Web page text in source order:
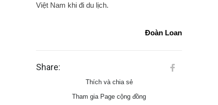
Việt Nam khi đi du lịch.
Đoàn Loan
Share:
Thích và chia sẻ
Tham gia Page cộng đồng